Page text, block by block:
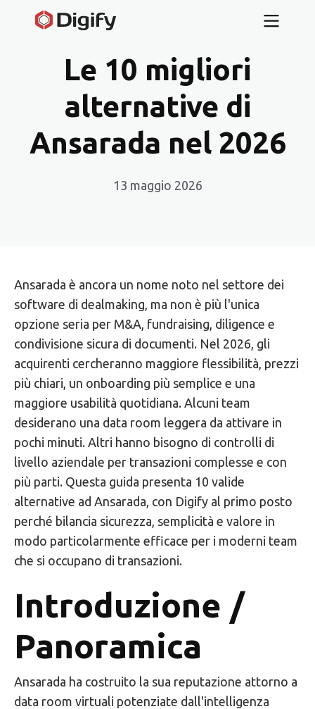
Le 10 migliori
alternative di
Ansarada nel 2026
13 maggio 2026
Ansarada è ancora un nome noto nel settore dei
software di dealmaking, ma non è più l'unica
opzione seria per M&A, fundraising, diligence e
condivisione sicura di documenti. Nel 2026, gli
acquirenti cercheranno maggiore flessibilità, prezzi
più chiari, un onboarding più semplice e una
maggiore usabilità quotidiana. Alcuni team
desiderano una data room leggera da attivare in
pochi minuti. Altri hanno bisogno di controlli di
livello aziendale per transazioni complesse e con
più parti. Questa guida presenta 10 valide
alternative ad Ansarada, con Digify al primo posto
perché bilancia sicurezza, semplicità e valore in
modo particolarmente efficace per i moderni team
che si occupano di transazioni.
Introduzione /
Panoramica
Ansarada ha costruito la sua reputazione attorno a
data room virtuali potenziate dall'intelligenza